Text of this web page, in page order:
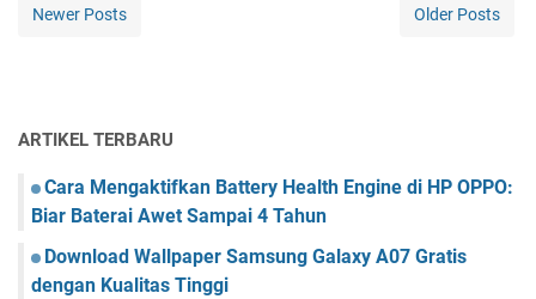
Newer Posts Older Posts
ARTIKEL TERBARU
Cara Mengaktifkan Battery Health Engine di HP OPPO:
Biar Baterai Awet Sampai 4 Tahun
Download Wallpaper Samsung Galaxy A07 Gratis
dengan Kualitas Tinggi